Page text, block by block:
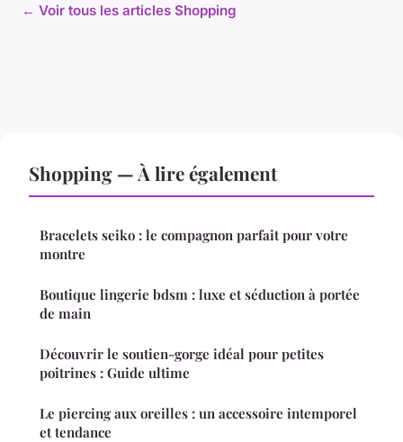
← Voir tous les articles Shopping
Shopping — À lire également
Bracelets seiko : le compagnon parfait pour votre
montre
Boutique lingerie bdsm : luxe et séduction à portée
de main
Découvrir le soutien-gorge idéal pour petites
poitrines : Guide ultime
Le piercing aux oreilles : un accessoire intemporel
et tendance